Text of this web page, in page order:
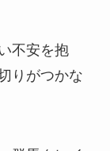
不安を抱
りがつかな